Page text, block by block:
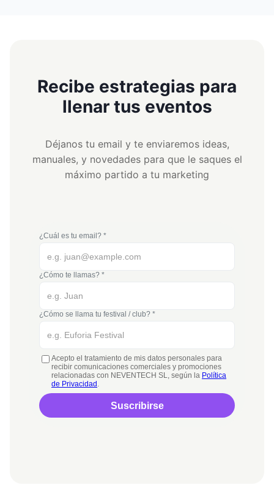
Recibe estrategias para
llenar tus eventos
Déjanos tu email y te enviaremos ideas,
manuales, y novedades para que le saques el
máximo partido a tu marketing